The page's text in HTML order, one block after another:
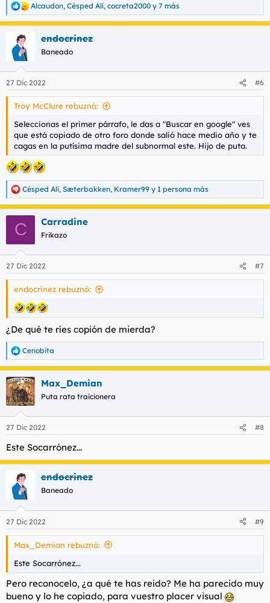
R
e
a
c
e
s
Alcaudon, Césped Alí, cocreta2000 y 7 más
endocrinez
Baneado
27 Dic 2022 #6
Troy McClure rebuznó:
Seleccionas el primer párrafo, le das a "Buscar en google" ves
que está copiado de otro foro donde salió hace medio año y te
cagas en la putísima madre del subnormal este. Hijo de puta.
R
e
a
e
s
Césped Alí, Sæterbakken, Kramer99 y 1 persona más
C Carradine
Frikazo
27 Dic 2022 #7
endocrinez rebuznó:
¿De qué te ríes copión de mierda?
R
e
a
c
c
i
e
:
Cenobita
Max_Demian
Puta rata traicionera
27 Dic 2022 #8
Este Socarrónez...
endocrinez
Baneado
27 Dic 2022 #9
Max_Demian rebuznó:
Este Socarrónez...
Pero reconocelo, ¿a qué te has reido? Me ha parecido muy
bueno y lo he copiado, para vuestro placer visual